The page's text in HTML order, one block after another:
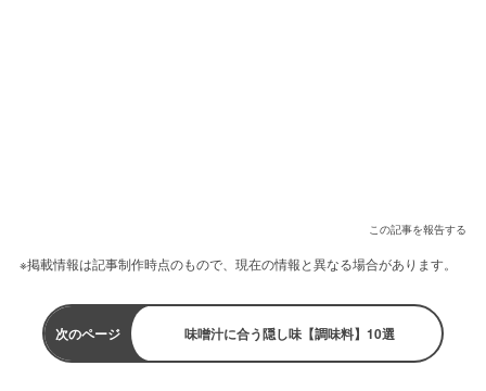
この記事を報告する
※掲載情報は記事制作時点のもので、現在の情報と異なる場合があります。
次のページ 味噌汁に合う隠し味【調味料】10選